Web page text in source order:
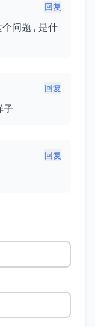
回复
问题 , 是什
回复
子
回复